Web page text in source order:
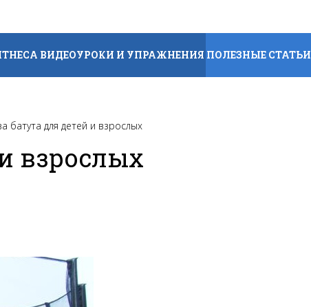
ВИДЕОУРОКИ И УПРАЖНЕНИЯ ПОЛЕЗНЫЕ СТАТЬИ
батута для детей и взрослых
взрослых